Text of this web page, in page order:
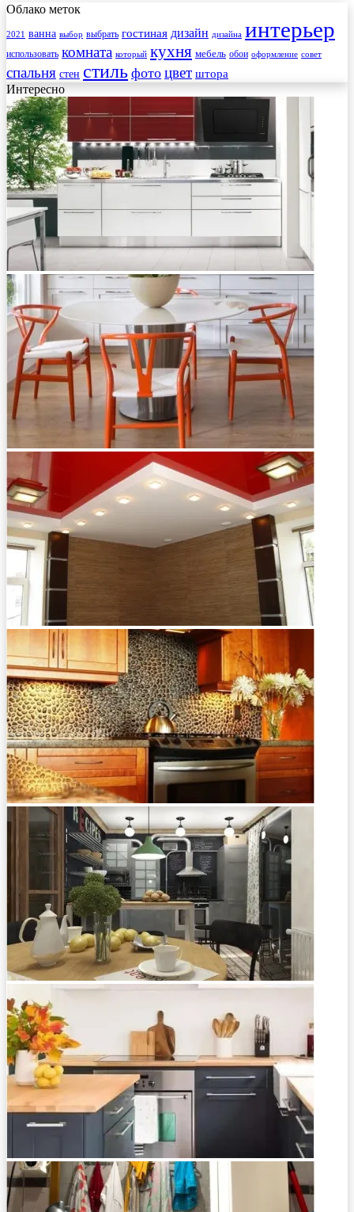
Облако меток
2021 ванна выбор выбрать гостиная дизайн дизайна интерьер
использовать комната который кухня мебель обои оформление совет
спальня стен стиль фото цвет штора
Интересно